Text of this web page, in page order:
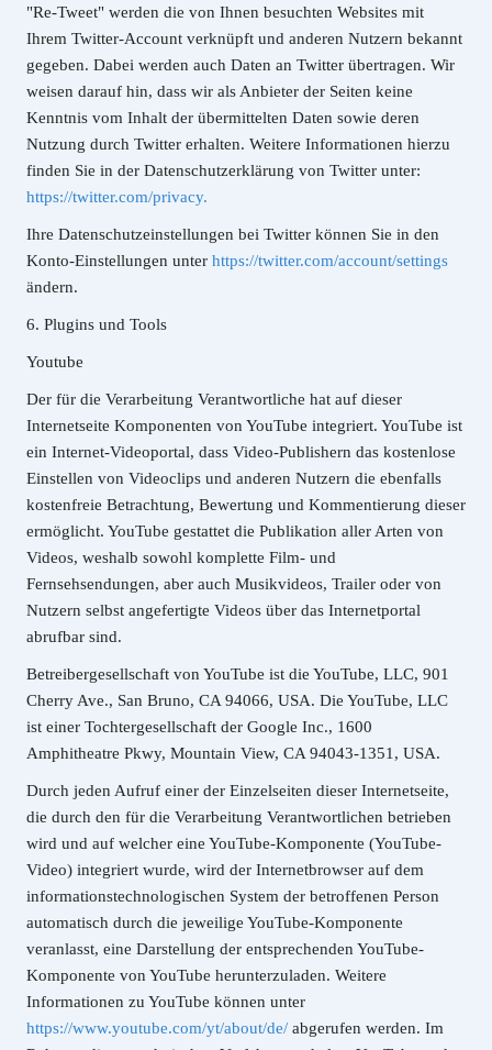
"Re-Tweet" werden die von Ihnen besuchten Websites mit
Ihrem Twitter-Account verknüpft und anderen Nutzern bekannt
gegeben. Dabei werden auch Daten an Twitter übertragen. Wir
weisen darauf hin, dass wir als Anbieter der Seiten keine
Kenntnis vom Inhalt der übermittelten Daten sowie deren
Nutzung durch Twitter erhalten. Weitere Informationen hierzu
finden Sie in der Datenschutzerklärung von Twitter unter:
https://twitter.com/privacy.
Ihre Datenschutzeinstellungen bei Twitter können Sie in den
Konto-Einstellungen unter https://twitter.com/account/settings
ändern.
6. Plugins und Tools
Youtube
Der für die Verarbeitung Verantwortliche hat auf dieser
Internetseite Komponenten von YouTube integriert. YouTube ist
ein Internet-Videoportal, dass Video-Publishern das kostenlose
Einstellen von Videoclips und anderen Nutzern die ebenfalls
kostenfreie Betrachtung, Bewertung und Kommentierung dieser
ermöglicht. YouTube gestattet die Publikation aller Arten von
Videos, weshalb sowohl komplette Film- und
Fernsehsendungen, aber auch Musikvideos, Trailer oder von
Nutzern selbst angefertigte Videos über das Internetportal
abrufbar sind.
Betreibergesellschaft von YouTube ist die YouTube, LLC, 901
Cherry Ave., San Bruno, CA 94066, USA. Die YouTube, LLC
ist einer Tochtergesellschaft der Google Inc., 1600
Amphitheatre Pkwy, Mountain View, CA 94043-1351, USA.
Durch jeden Aufruf einer der Einzelseiten dieser Internetseite,
die durch den für die Verarbeitung Verantwortlichen betrieben
wird und auf welcher eine YouTube-Komponente (YouTube-
Video) integriert wurde, wird der Internetbrowser auf dem
informationstechnologischen System der betroffenen Person
automatisch durch die jeweilige YouTube-Komponente
veranlasst, eine Darstellung der entsprechenden YouTube-
Komponente von YouTube herunterzuladen. Weitere
Informationen zu YouTube können unter
https://www.youtube.com/yt/about/de/abgerufen werden. Im